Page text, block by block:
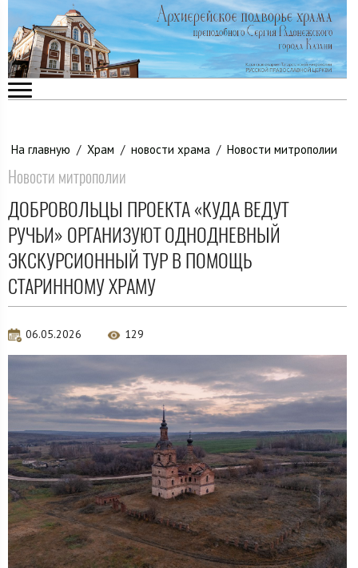
На главную / Храм / новости храма / Новости митрополии
Новости митрополии
ДОБРОВОЛЬЦЫ ПРОЕКТА «КУДА ВЕДУТ
РУЧЬИ» ОРГАНИЗУЮТ ОДНОДНЕВНЫЙ
ЭКСКУРСИОННЫЙ ТУР В ПОМОЩЬ
СТАРИННОМУ ХРАМУ
06.05.2026 129